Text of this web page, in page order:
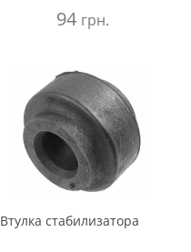
94 грн.
Втулка стабилизатора